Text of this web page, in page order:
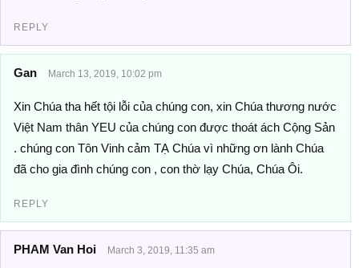
REPLY
Gan March 13, 2019, 10:02 pm
Xin Chúa tha hết tội lỗi của chúng con, xin Chúa thương nước
Việt Nam thân YEU của chúng con được thoát ách Cộng Sản
. chúng con Tôn Vinh cảm TẠ Chúa vì những ơn lành Chúa
đã cho gia đình chúng con , con thờ lạy Chúa, Chúa Ôi.
REPLY
PHAM Van Hoi March 3, 2019, 11:35 am